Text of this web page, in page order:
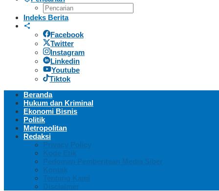
Indeks Berita
Facebook
Twitter
Instagram
Linkedin
Youtube
Tiktok
Beranda
Hukum dan Kriminal
Ekonomi Bisnis
Politik
Metropolitan
Redaksi
Privacy Policy
Kode Etik
Pedoman Pemberitaan Media Siber
Kontak
Tentang Kami
Disclaimer